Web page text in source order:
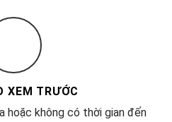
XEM TRƯỚC
hoặc không có thời gian đến